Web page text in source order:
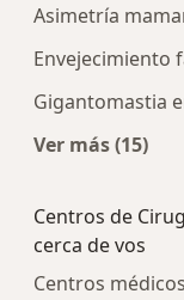
Asimetría
Envejecimiento
Gigantomastia
Ver más (15)
Centros de
cerca de vos
Centros